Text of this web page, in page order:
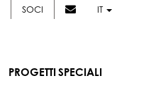
SOCI IT
PROGETTI SPECIALI